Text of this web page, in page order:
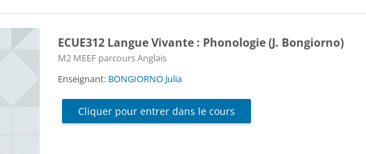
ECUE312 Langue Vivante : Phonologie (J. Bongiorno)
Catégorie de cours
M2 MEEF parcours Anglais
Enseignant: BONGIORNO Julia
Cliquer pour entrer dans le cours